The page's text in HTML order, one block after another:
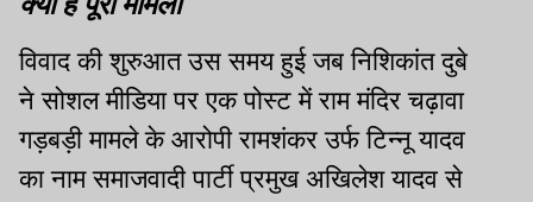
विवाद की शुरुआत उस समय हुई जब निशिकांत दुबे
ने सोशल मीडिया पर एक पोस्ट में राम मंदिर चढ़ावा
गड़बड़ी मामले के आरोपी रामशंकर उर्फ टिन्नू यादव
का नाम समाजवादी पार्टी प्रमुख अखिलेश यादव से